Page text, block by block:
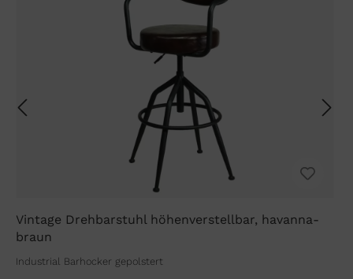
Vintage Drehbarstuhl höhenverstellbar, havanna-
braun
Industrial Barhocker gepolstert